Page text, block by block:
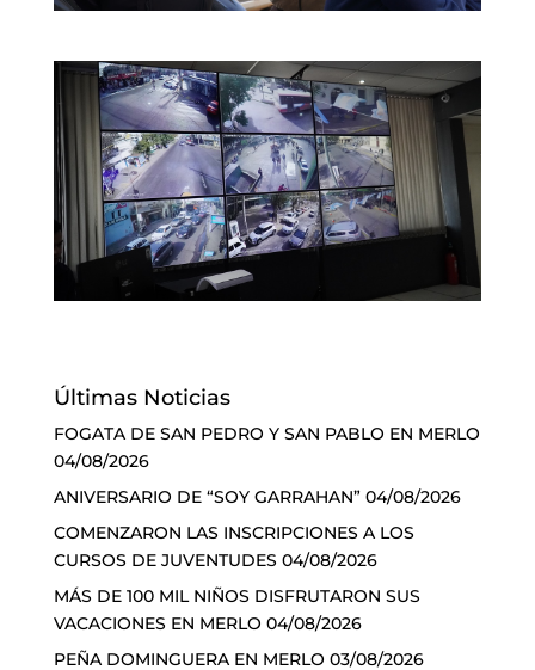
Últimas Noticias
FOGATA DE SAN PEDRO Y SAN PABLO EN MERLO
04/08/2026
ANIVERSARIO DE “SOY GARRAHAN” 04/08/2026
COMENZARON LAS INSCRIPCIONES A LOS
CURSOS DE JUVENTUDES 04/08/2026
MÁS DE 100 MIL NIÑOS DISFRUTARON SUS
VACACIONES EN MERLO 04/08/2026
PEÑA DOMINGUERA EN MERLO 03/08/2026